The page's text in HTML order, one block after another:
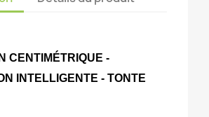
CENTIMÉTRIQUE -
INTELLIGENTE - TONTE